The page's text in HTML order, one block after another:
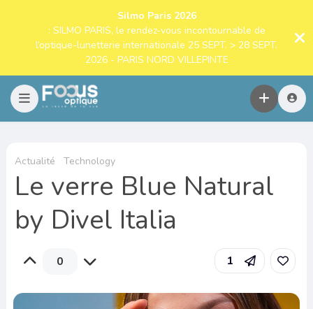
Silmo Paris 2026
: SILMO PARIS, le rendez-vous incontournable de
l’optique-lunetterie internationale 25 SEPT. > 28 SEPT.
2026 - PARIS NORD VILLEPINTE
Actualité Technology
Le verre Blue Natural
by Divel Italia
0 1